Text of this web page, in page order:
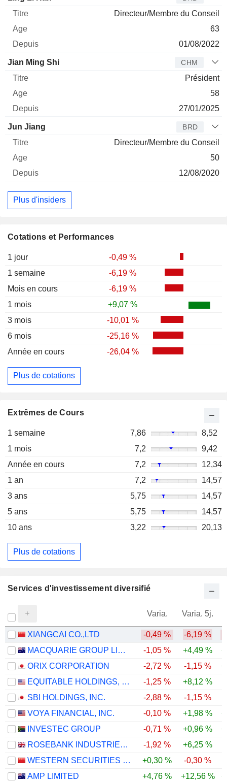
Cotations et Performances
1 jour
-0,49 %
1 semaine
-6,19 %
Mois en cours
-6,19 %
1 mois
+9,07 %
3 mois
-10,01 %
6 mois
-25,16 %
Année en cours
-26,04 %
Plus de cotations
Extrêmes de Cours
1 semaine 7,86
8,52
1 mois
7,2
9,42
Année en cours
7,2
12,34
1 an
7,2
14,57
3 ans
5,75
14,57
5 ans
5,75
14,57
10 ans
3,22 20,13
Plus de cotations
Directeur/Membre du Conseil
63
01/08/2022
Jian Ming Shi CHM
Président
58
27/01/2025
Jun Jiang BRD
Directeur/Membre du Conseil
50
12/08/2020
Plus d'insiders
Services d'investissement diversifié
Varia. Varia. 5j.
XIANGCAI CO.,LTD -0,49 % -6,19 %
MACQUARIE GROUP LIMITED
-1,05 % +4,49 %
ORIX CORPORATION
-2,72 % -1,15 %
EQUITABLE HOLDINGS, INC.
-1,25 % +8,12 %
SBI HOLDINGS, INC.
-2,88 % -1,15 %
VOYA FINANCIAL, INC.
-0,10 % +1,98 %
INVESTEC GROUP
-0,71 % +0,96 %
ROSEBANK INDUSTRIES PLC
-1,92 % +6,25 %
WESTERN SECURITIES CO.,LTD.
+0,30 % -0,30 %
AMP LIMITED
+4,76 % +12,56 %